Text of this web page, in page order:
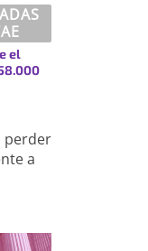
el
perder
a